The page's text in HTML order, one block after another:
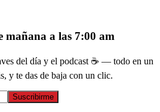
mañana a las 7:00 am
del día y el podcast ☕ — todo en un
y te das de baja con un clic.
Suscribirme